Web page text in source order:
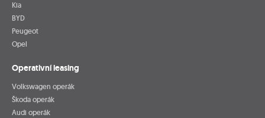
Kia
BYD
Peugeot
Opel
Operativní leasing
Volkswagen operák
Škoda operák
Audi operák